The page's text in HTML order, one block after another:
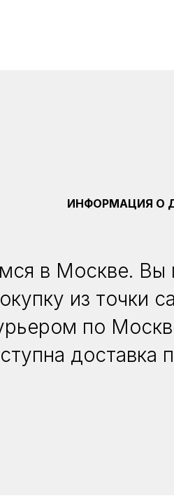
ИНФОРМАЦИЯ О
в Москве. Вы
из точки
по
доставка